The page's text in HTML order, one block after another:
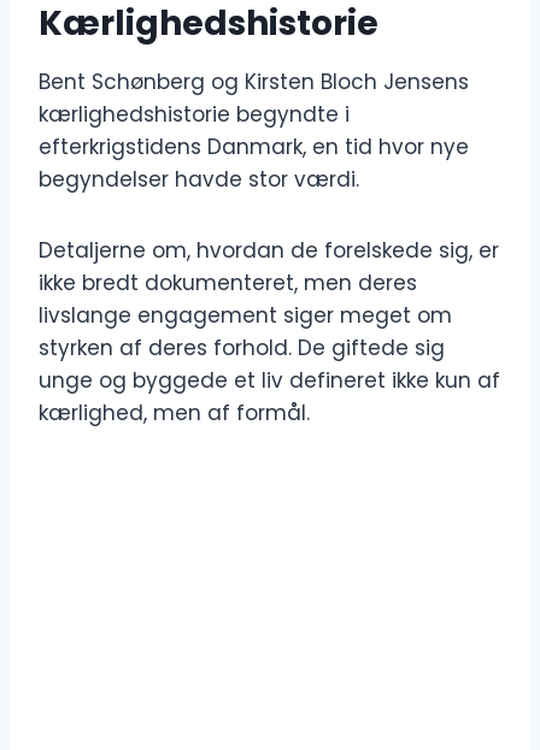
Kærlighedshistorie
Bent Schønberg og Kirsten Bloch Jensens
kærlighedshistorie begyndte i
efterkrigstidens Danmark, en tid hvor nye
begyndelser havde stor værdi.
Detaljerne om, hvordan de forelskede sig, er
ikke bredt dokumenteret, men deres
livslange engagement siger meget om
styrken af deres forhold. De giftede sig
unge og byggede et liv defineret ikke kun af
kærlighed, men af formål.